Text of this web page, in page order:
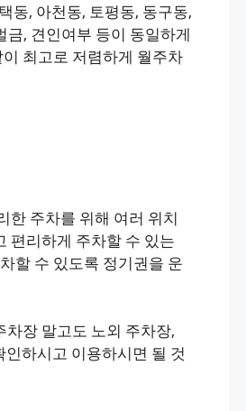
동, 아천동, 토평동, 동구동,
, 견인여부 등이 동일하게
최고로 저렴하게 월주차
한 주차를 위해 여러 위치
편리하게 주차할 수 있는
할 수 있도록 정기권을 운
장 말고도 노외 주차장,
하시고 이용하시면 될 것